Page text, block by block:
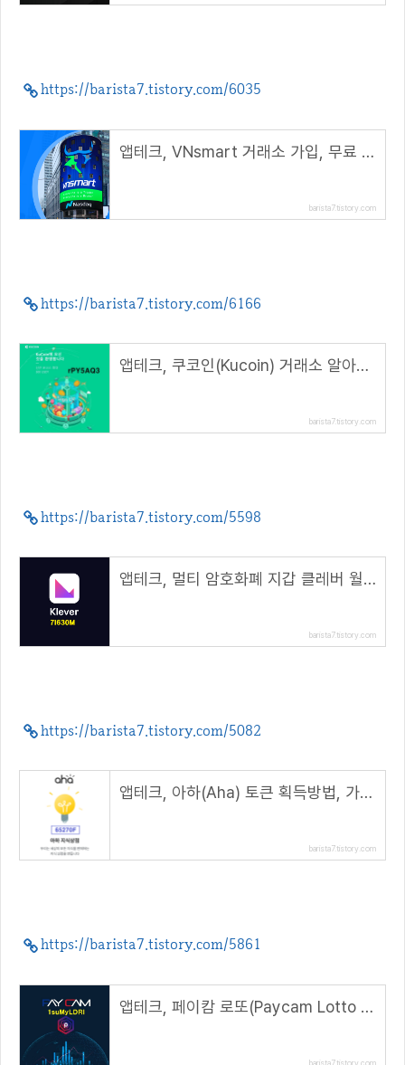
https://barista7.tistory.com/6035
앱테크, VNsmart 거래소 가입, 무료 코인 채굴( 추천코드 : vnc319765 )
barista7.tistory.com
https://barista7.tistory.com/6166
앱테크, 쿠코인(Kucoin) 거래소 알아보기( 추천코드 : rPY5AQ3 )
barista7.tistory.com
https://barista7.tistory.com/5598
앱테크, 멀티 암호화폐 지갑 클레버 월렛(Klever wallet)( 추천코드 : 7I630M )
barista7.tistory.com
https://barista7.tistory.com/5082
앱테크, 아하(Aha) 토큰 획득방법, 가입시 120 AHT 지급( 추천 코드 : 65270F )
barista7.tistory.com
https://barista7.tistory.com/5861
앱테크, 페이캄 로또(Paycam Lotto 6/39) 온라인 판매 재개( 추천코드 : 1suMyLDRl )
barista7.tistory.com